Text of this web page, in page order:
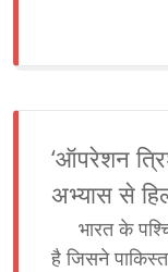
‘ऑपरेशन
अभ्यास से
मुनीर की
भारत के
है जिसने